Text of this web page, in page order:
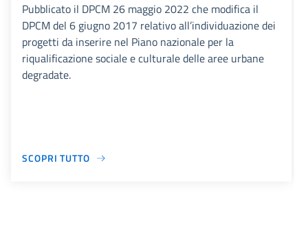
Pubblicato il DPCM 26 maggio 2022 che modifica il
DPCM del 6 giugno 2017 relativo all’individuazione dei
progetti da inserire nel Piano nazionale per la
riqualificazione sociale e culturale delle aree urbane
degradate.
SCOPRI TUTTO